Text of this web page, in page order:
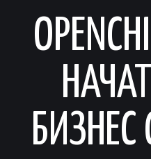
БИЗНЕС